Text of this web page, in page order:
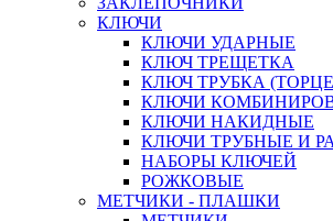
КЛЮЧИ
КЛЮЧИ УДАРНЫЕ
КЛЮЧ ТРЕЩЕТКА
КЛЮЧ ТРУБКА
КЛЮЧИ
КЛЮЧИ НАКИДНЫЕ
КЛЮЧИ ТРУБНЫЕ И
НАБОРЫ КЛЮЧЕЙ
РОЖКОВЫЕ
МЕТЧИКИ - ПЛАШКИ